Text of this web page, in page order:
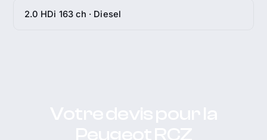
2.0 HDi 163 ch · Diesel